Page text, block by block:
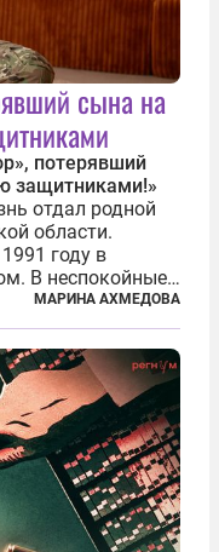
сына на
потерявший
защитниками!»
отдал родной
области.
году в
В неспокойные
и со
В 2023 году
МАРИНА АХМЕДОВА